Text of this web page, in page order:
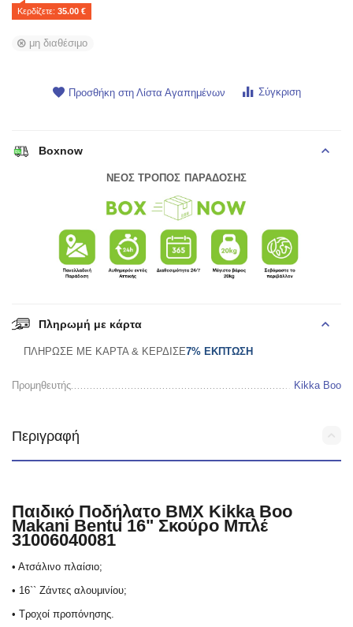
Κερδίζετε: 35.00 €
μη διαθέσιμο
Προσθήκη στη Λίστα Αγαπημένων Σύγκριση
Boxnow
ΝΕΟΣ ΤΡΟΠΟΣ ΠΑΡΑΔΟΣΗΣ
Πληρωμή με κάρτα
ΠΛΗΡΩΣΕ ΜΕ ΚΑΡΤΑ & ΚΕΡΔΙΣΕ7% ΕΚΠΤΩΣΗ
Προμηθευτής Kikka Boo
Περιγραφή
Παιδικό Ποδήλατo BMX Kikka Boo
Makani Bentu 16" Σκούρο Μπλέ
31006040081
• Ατσάλινο πλαίσιο;
• 16`` Ζάντες αλουμινίου;
• Τροχοί προπόνησης.